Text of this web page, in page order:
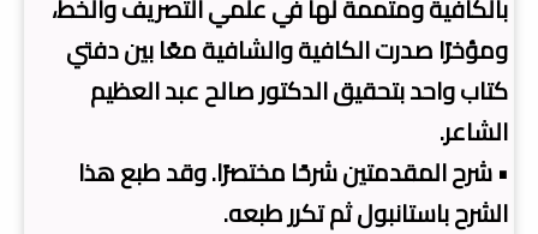
ومؤخرًا صدرت الكافية والشافية معًا بين دفتي
كتاب واحد بتحقيق الدكتور صالح عبد العظيم
الشاعر.
• شرح المقدمتين شرحًا مختصرًا. وقد طبع هذا
الشرح باستانبول ثم تكرر طبعه.